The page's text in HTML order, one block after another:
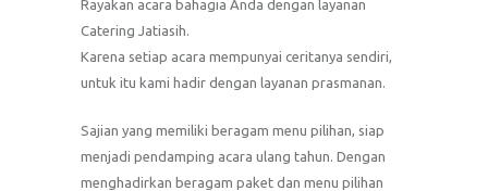
Rayakan acara bahagia Anda dengan layanan
Catering Jatiasih.
Karena setiap acara mempunyai ceritanya sendiri,
untuk itu kami hadir dengan layanan prasmanan.
Sajian yang memiliki beragam menu pilihan, siap
menjadi pendamping acara ulang tahun. Dengan
menghadirkan beragam paket dan menu pilihan